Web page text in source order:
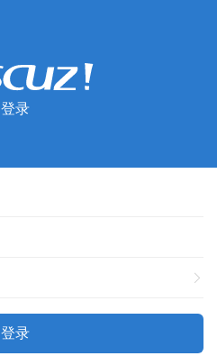
登录
登录